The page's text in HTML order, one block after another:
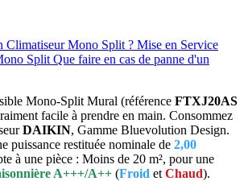
Climatiseur Mono Split ? Mise en Service
Split Que faire en cas de panne d'un
Mono-Split Mural (référence FTXJ20AS
facile à prendre en main. Consommez
DAIKIN, Gamme Bluevolution Design.
puissance restituée nominale de 2,00
à une pièce : Moins de 20 m², pour une
A+++/A++ (Froid et Chaud).